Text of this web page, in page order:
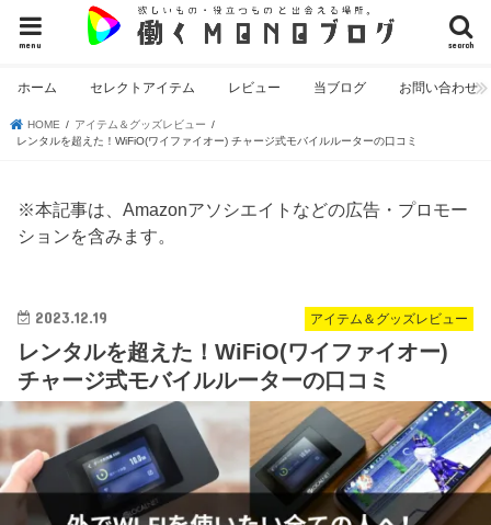
search
menu
ホーム セレクトアイテム レビュー 当ブログ お問い合わせ
HOME
アイテム＆グッズレビュー
レンタルを超えた！WiFiO(ワイファイオー) チャージ式モバイルルーターの口コミ
※本記事は、Amazonアソシエイトなどの広告・プロモー
ションを含みます。
アイテム＆グッズレビュー
2023.12.19
レンタルを超えた！WiFiO(ワイファイオー)
チャージ式モバイルルーターの口コミ